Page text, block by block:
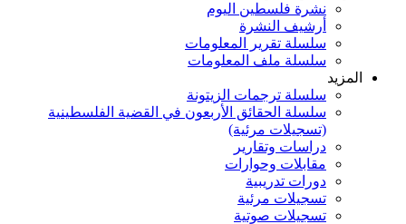
نشرة فلسطين اليوم
أرشيف النشرة
سلسلة تقرير المعلومات
سلسلة ملف المعلومات
المزيد
سلسلة ترجمات الزيتونة
سلسلة الحقائق الأربعون في القضية الفلسطينية
(تسجيلات مرئية)
دراسات وتقارير
مقابلات وحوارات
دورات تدريبية
تسجيلات مرئية
تسجيلات صوتية